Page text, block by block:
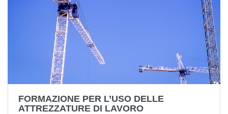
FORMAZIONE PER L’USO DELLE
ATTREZZATURE DI LAVORO